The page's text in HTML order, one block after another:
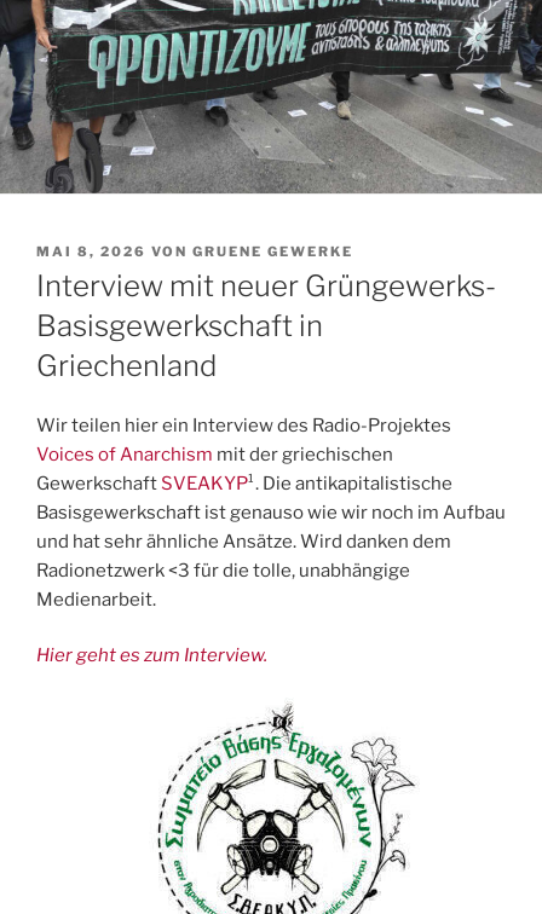
VERÖFFENTLICHT
AM
MAI 8, 2026 VON GRUENE GEWERKE
Interview mit neuer Grüngewerks-
Basisgewerkschaft in
Griechenland
Wir teilen hier ein Interview des Radio-Projektes
Voices of Anarchism mit der griechischen
GewerkschaftSVEAKYP¹. Die antikapitalistische
Basisgewerkschaft ist genauso wie wir noch im Aufbau
und hat sehr ähnliche Ansätze. Wird danken dem
Radionetzwerk <3 für die tolle, unabhängige
Medienarbeit.
Hier geht es zum Interview.